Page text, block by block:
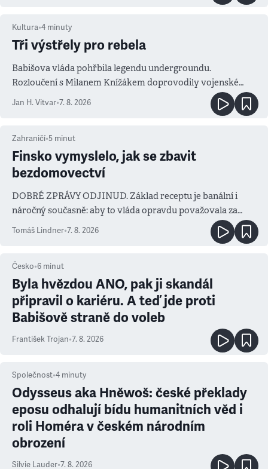
Kultura•4 minuty
Tři výstřely pro rebela
Babišova vláda pohřbila legendu undergroundu.
Rozloučení s Milanem Knížákem doprovodily vojenské
salvy i kritika pokrokářů
Jan H. Vitvar•7. 8. 2026
Zahraničí•5 minut
Finsko vymyslelo, jak se zbavit
bezdomovectví
DOBRÉ ZPRÁVY ODJINUD. Základ receptu je banální i
náročný současně: aby to vláda opravdu považovala za
prioritu
Tomáš Lindner•7. 8. 2026
Česko•6 minut
Byla hvězdou ANO, pak ji skandál
připravil o kariéru. A teď jde proti
Babišově straně do voleb
František Trojan•7. 8. 2026
Společnost•4 minuty
Odysseus aka Hněwoš: české překlady
eposu odhalují bídu humanitních věd i
roli Homéra v českém národním
obrození
Silvie Lauder•7. 8. 2026